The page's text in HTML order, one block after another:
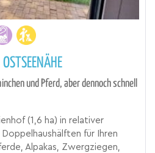
und Pferd, aber dennoch schnell
(1,6 ha) in relativer
für Ihren
Alpakas, Zwergziegen,